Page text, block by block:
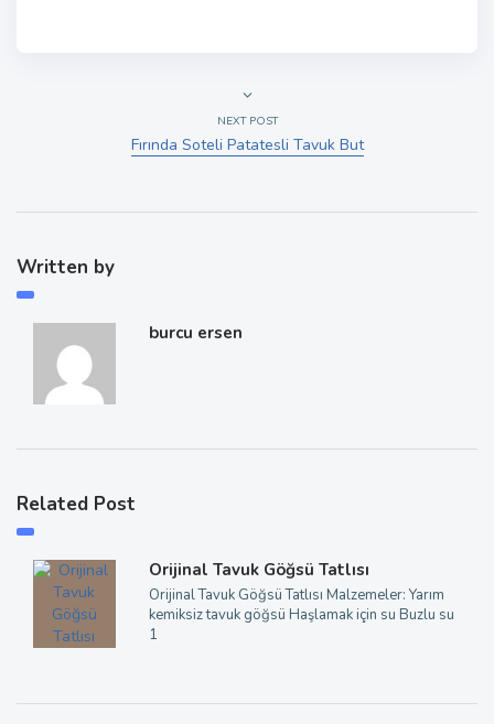
NEXT POST
Fırında Soteli Patatesli Tavuk But
Written by
burcu ersen
Related Post
Orijinal Tavuk Göğsü Tatlısı
Orijinal Tavuk Göğsü Tatlısı Malzemeler: Yarım
kemiksiz tavuk göğsü Haşlamak için su Buzlu su
1